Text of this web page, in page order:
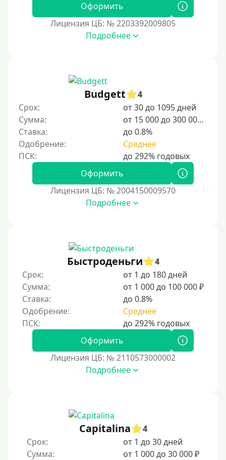
Оформить
Лицензия ЦБ: № 2203392009805
Подробнее
Budgett
4
Срок:
от 30 до 1095 дней
Сумма:
от 15 000 до 300 000 ₽
Ставка:
до 0.8%
Одобрение:
Среднее
Оформить
Лицензия ЦБ: № 2004150009570
Подробнее
Быстроденьги
4
Срок:
от 1 до 180 дней
Сумма:
от 1 000 до 100 000 ₽
Ставка:
до 0.8%
Одобрение:
Среднее
Оформить
Лицензия ЦБ: № 2110573000002
Подробнее
Capitalina
4
Срок:
от 1 до 30 дней
Сумма:
от 1 000 до 30 000 ₽